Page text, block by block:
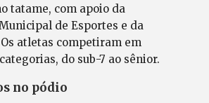
tatame, com apoio da
de Esportes e da
atletas competiram em
do sub-7 ao sênior.
no pódio